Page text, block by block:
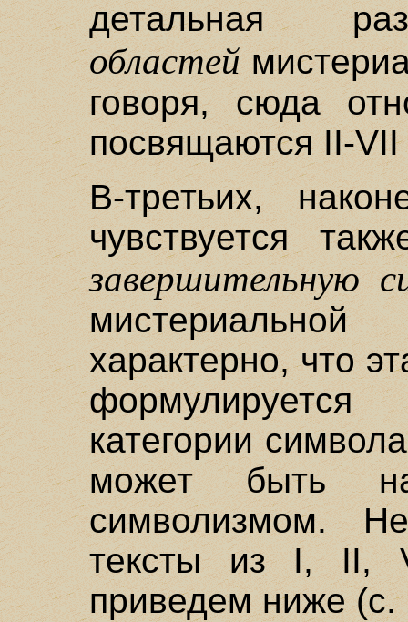
детальная
областей
говоря, сюда
посвящаются II-VII
В-третьих,
чувствуется
завершительную
характерно, что
категории
может быть
символизмом.
тексты из I, II,
приведем ниже (с.